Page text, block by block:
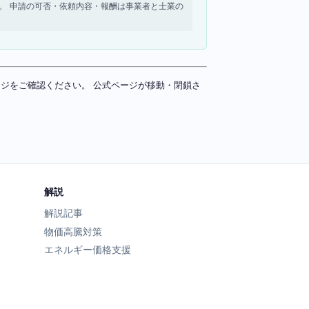
申請の可否・依頼内容・報酬は事業者と士業の
をご確認ください。 公式ページが移動・閉鎖さ
解説
解説記事
物価高騰対策
エネルギー価格支援